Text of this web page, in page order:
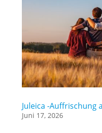
Juleica -Auffrischung
Juni 17, 2026